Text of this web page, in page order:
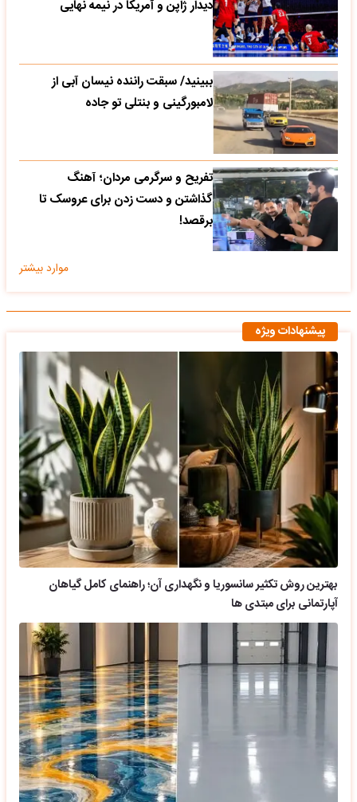
دیدار ژاپن و آمریکا در نیمه نهایی
ببینید/ سبقت راننده نیسان آبی از
لامبورگینی و بنتلی تو جاده
تفریح و سرگرمی مردان؛ آهنگ
گذاشتن و دست زدن برای عروسک تا
برقصد!
موارد بیشتر
پیشنهادات ویژه
بهترین روش تکثیر سانسوریا و نگهداری آن؛ راهنمای کامل گیاهان
آپارتمانی برای مبتدی ها